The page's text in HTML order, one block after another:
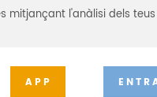
l'anàlisi dels
APP